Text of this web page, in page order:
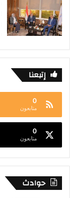
إتبعنا
0
متابعون
0
متابعون
حوادث